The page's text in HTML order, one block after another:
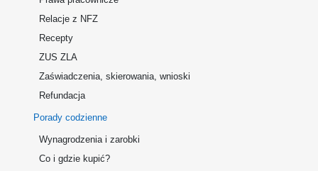
Relacje z NFZ
Recepty
ZUS ZLA
Zaświadczenia, skierowania, wnioski
Refundacja
Porady codzienne
Wynagrodzenia i zarobki
Co i gdzie kupić?